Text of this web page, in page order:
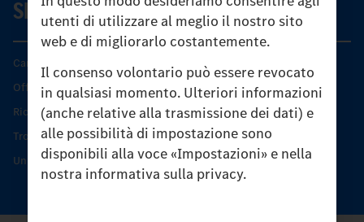
utenti di utilizzare al meglio il nostro sito
web e di migliorarlo costantemente.
Il consenso volontario può essere revocato
in qualsiasi momento. Ulteriori informazioni
(anche relative alla trasmissione dei dati) e
alle possibilità di impostazione sono
disponibili alla voce «Impostazioni» e nella
nostra informativa sulla privacy.
SERVIZIO
Caratteristiche di prodotto
Offerta di servizio Unimog
Ricambi originali
Trovare un partner
Unimog Service Days